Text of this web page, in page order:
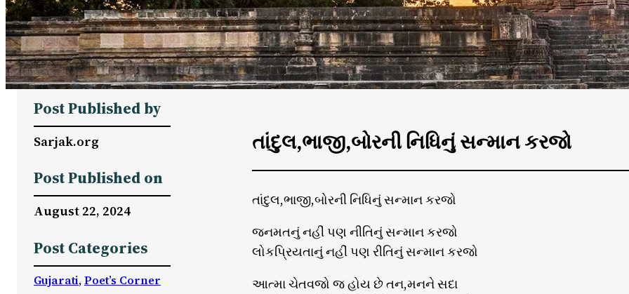
Post Published by
Sarjak.org
Post Published on
August 22, 2024
Post Categories
Gujarati, Poet’s Corner
તાંદુલ,ભાજી,બોરની નિધિનું સન્માન કરજો
તાંદુલ,ભાજી,બોરની નિધિનું સન્માન કરજો
જનમતનું નહીં પણ નીતિનું સન્માન કરજો
લોકપ્રિયતાનું નહીં પણ રીતિનું સન્માન કરજો
આત્મા ચેતવજો જ હોય છે તન,મનને સદા